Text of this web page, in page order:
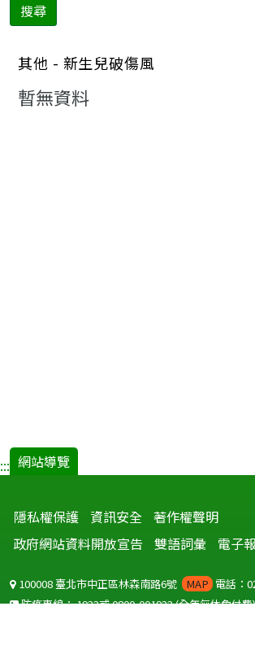
搜尋
其他 - 新生兒破傷風
暫無資料
::: 網站導覽
隱私權保護 資訊安全 著作權聲明
政府網站資料開放宣告
雙語詞彙 電子報
100008 臺北市中正區林森南路6號 MAP 電話：
防疫專線：1922或0800-001922(全年無休免付費)